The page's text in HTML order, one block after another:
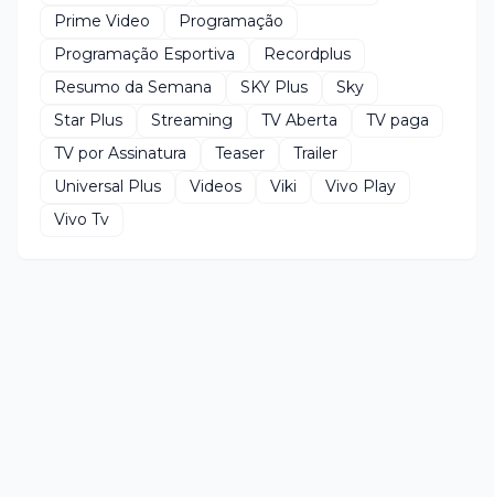
Prime Video
Programação
Programação Esportiva
Recordplus
Resumo da Semana
SKY Plus
Sky
Star Plus
Streaming TV Aberta
TV paga
TV por Assinatura
Teaser
Trailer
Universal Plus
Videos Viki
Vivo Play
Vivo Tv